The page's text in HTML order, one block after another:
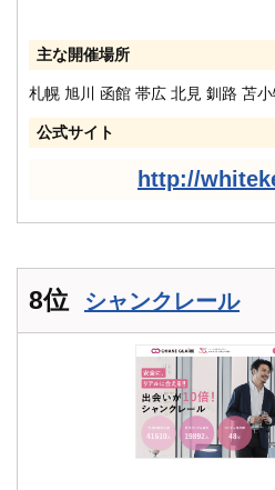
主な開催場所
札幌 旭川 函館 帯広 北見 釧路 苫
公式サイト
http://
8位 シャンクレール